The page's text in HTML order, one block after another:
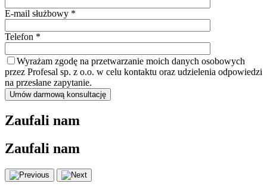
E-mail służbowy *
Telefon *
Wyrażam zgodę na przetwarzanie moich danych osobowych
przez Profesal sp. z o.o. w celu kontaktu oraz udzielenia odpowiedzi
na przesłane zapytanie.
Zaufali nam
Zaufali nam